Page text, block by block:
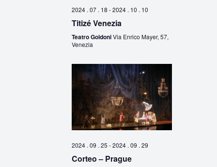
2024 . 07 . 18 -2024 . 10 . 10
Titizé Venezia
Teatro GoldoniVia Enrico Mayer, 57,
Venezia
2024 . 09 . 25 -2024 . 09 . 29
Corteo – Prague